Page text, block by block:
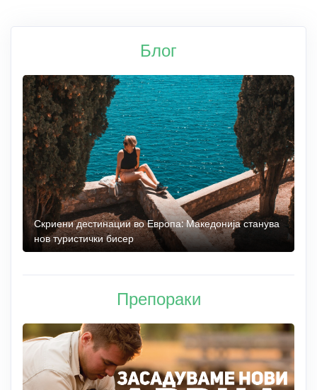
Блог
Скриени дестинации во Европа: Македонија станува
нов туристички бисер
Препораки